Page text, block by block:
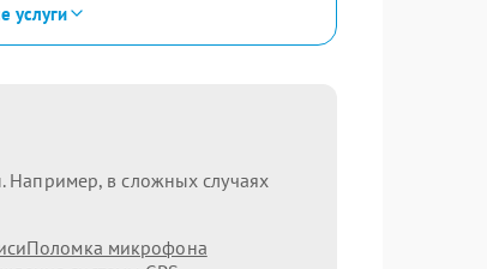
услуги
Например, в сложных случаях
Поломка микрофона